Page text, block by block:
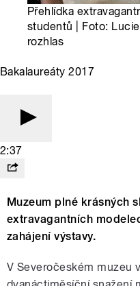
Přehlídka
studentů | Foto:
rozhlas
Bakalaureáty 2017
2:37
Muzeum plné krásných
extravagantních
zahájení výstavy.
V Severočeském muzeu